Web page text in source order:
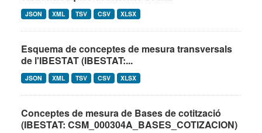
JSON XML TSV CSV XLSX
Esquema de conceptes de mesura transversals
de l'IBESTAT (IBESTAT:...
JSON XML TSV CSV XLSX
Conceptes de mesura de Bases de cotització
(IBESTAT: CSM_000304A_BASES_COTIZACION)